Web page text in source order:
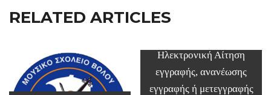
RELATED ARTICLES
Ηλεκτρονική Αίτηση
εγγραφής, ανανέωσης
εγγραφής ή μετεγγραφής